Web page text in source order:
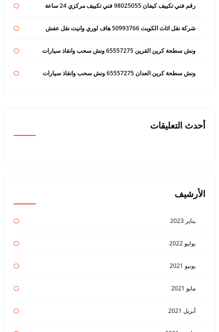
رقم فني تكييف كيفان 98025055 فني تكييف مركزي 24 ساعة
شركة نقل اثاث الكويت 50993766 هاف لوري وانيت نقل عفش
ونش سطحة كرين القرين 65557275 ونش سحب وانقاذ سيارات
ونش سطحة كرين العدان 65557275 ونش سحب وانقاذ سيارات
أحدث التعليقات
الأرشيف
يناير 2023
يوليو 2022
يونيو 2021
مايو 2021
أبريل 2021